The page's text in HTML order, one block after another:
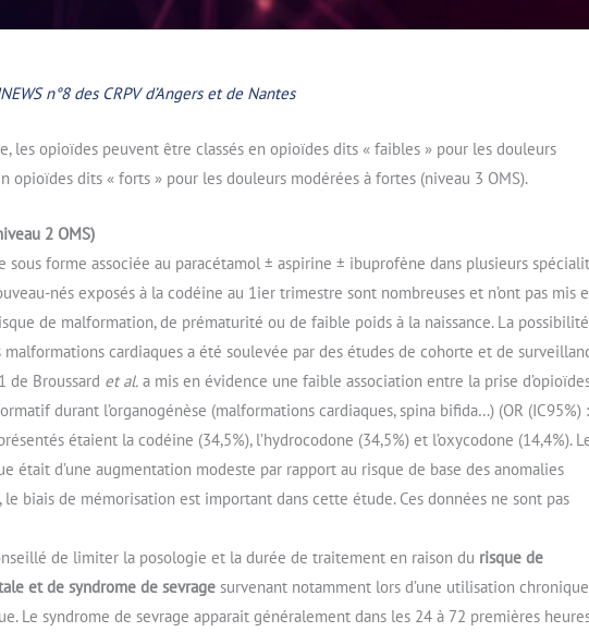
n°8 des CRPV d’Angers et de Nantes
les opioïdes peuvent être classés en opioïdes dits « faibles » pour les douleurs
opioïdes dits « forts » pour les douleurs modérées à fortes (niveau 3 OMS).
2 OMS)
sous forme associée au paracétamol ± aspirine ± ibuprofène dans plusieurs
nés exposés à la codéine au 1ier trimestre sont nombreuses et n’ont pas mis
de malformation, de prématurité ou de faible poids à la naissance. La possibilité
cardiaques a été soulevée par des études de cohorte et de
de Broussard et al. a mis en évidence une faible association entre la prise
durant l’organogénèse (malformations cardiaques, spina bifida…) (OR (IC95%)
étaient la codéine (34,5%), l’hydrocodone (34,5%) et l’oxycodone (14,4%).
était d’une augmentation modeste par rapport au risque de base des anomalies
le biais de mémorisation est important dans cette étude. Ces données ne sont pas
de limiter la posologie et la durée de traitement en raison du risque de
et de syndrome de sevrage survenant notamment lors d’une utilisation
Le syndrome de sevrage apparait généralement dans les 24 à 72 premières